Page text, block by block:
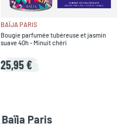
BAÏJA PARIS
Bougie parfumée tubéreuse et jasmin
suave 40h - Minuit chéri
25,95 €
Baïja Paris